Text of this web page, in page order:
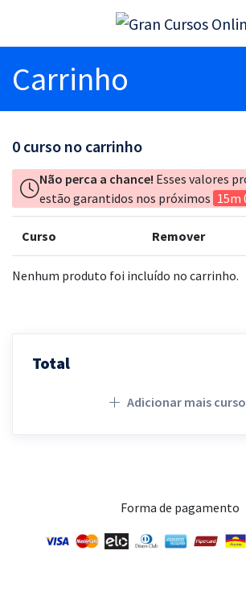
Carrinho
0 curso no carrinho
Não perca a chance! Esses valores
estão garantidos nos próximos 15m
Curso Remover
Nenhum produto foi incluído no carrinho.
Total
Adicionar mais
Forma de pagamento